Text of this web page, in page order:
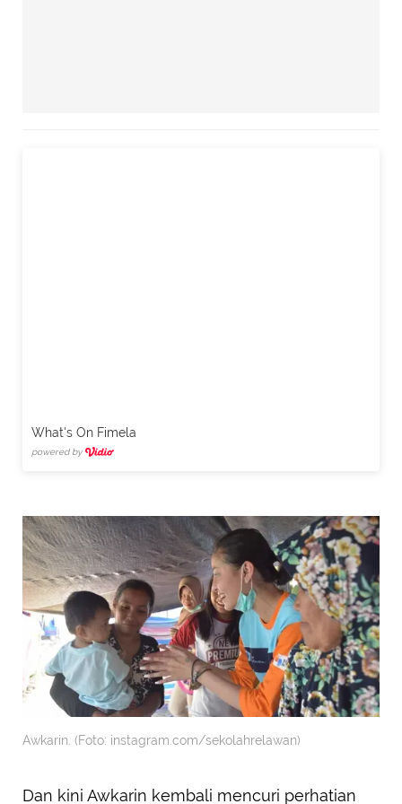
What's On Fimela
powered by
Awkarin. (Foto: instagram.com/sekolahrelawan)
Dan kini Awkarin kembali mencuri perhatian